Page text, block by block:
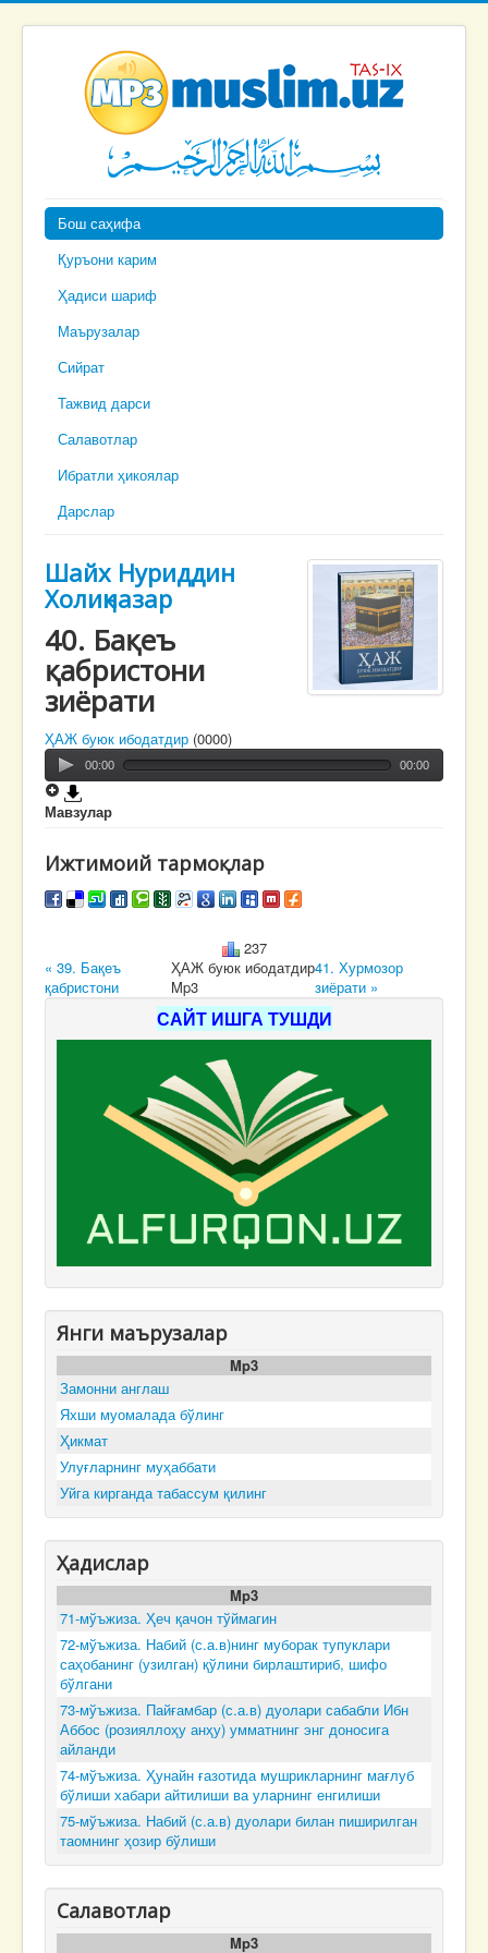
Бош саҳифа
Қуръони карим
Ҳадиси шариф
Маърузалар
Сийрат
Тажвид дарси
Салавотлар
Ибратли ҳикоялар
Дарслар
Шайх Нуриддин
Холиқназар
40. Бақеъ
қабристони
зиёрати
ҲАЖ буюк ибодатдир (0000)
00:00 00:00
Мавзулар
Ижтимоий тармоқлар
237
« 39. Бақеъ
қабристони
ҲАЖ буюк ибодатдир
Mp3
41. Хурмозор
зиёрати »
САЙТ ИШГА ТУШДИ
Янги маърузалар
Mp3
Замонни англаш
Яхши муомалада бўлинг
Ҳикмат
Улуғларнинг муҳаббати
Уйга кирганда табассум қилинг
Ҳадислар
Mp3
71-мўъжиза. Ҳеч қачон тўймагин
72-мўъжиза. Набий (с.а.в)нинг муборак тупуклари
саҳобанинг (узилган) қўлини бирлаштириб, шифо
бўлгани
73-мўъжиза. Пайғамбар (с.а.в) дуолари сабабли Ибн
Аббос (розияллоҳу анҳу) умматнинг энг доносига
айланди
74-мўъжиза. Ҳунайн ғазотида мушрикларнинг мағлуб
бўлиши хабари айтилиши ва уларнинг енгилиши
75-мўъжиза. Набий (с.а.в) дуолари билан пиширилган
таомнинг ҳозир бўлиши
Салавотлар
Mp3